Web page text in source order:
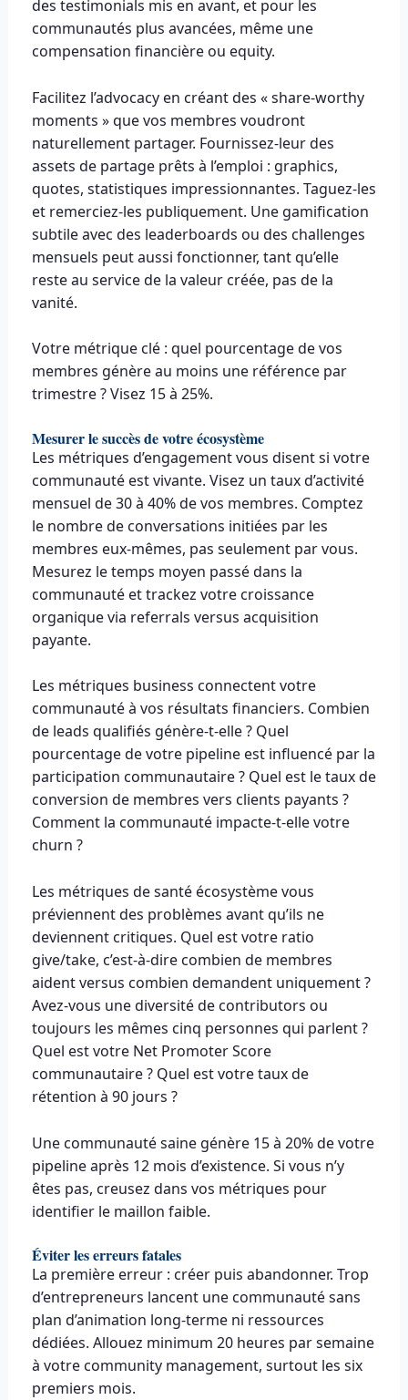
des testimonials mis en avant, et pour les
communautés plus avancées, même une
compensation financière ou equity.
Facilitez l’advocacy en créant des « share-worthy
moments » que vos membres voudront
naturellement partager. Fournissez-leur des
assets de partage prêts à l’emploi : graphics,
quotes, statistiques impressionnantes. Taguez-les
et remerciez-les publiquement. Une gamification
subtile avec des leaderboards ou des challenges
mensuels peut aussi fonctionner, tant qu’elle
reste au service de la valeur créée, pas de la
vanité.
Votre métrique clé : quel pourcentage de vos
membres génère au moins une référence par
trimestre ? Visez 15 à 25%.
Mesurer le succès de votre écosystème
Les métriques d’engagement vous disent si votre
communauté est vivante. Visez un taux d’activité
mensuel de 30 à 40% de vos membres. Comptez
le nombre de conversations initiées par les
membres eux-mêmes, pas seulement par vous.
Mesurez le temps moyen passé dans la
communauté et trackez votre croissance
organique via referrals versus acquisition
payante.
Les métriques business connectent votre
communauté à vos résultats financiers. Combien
de leads qualifiés génère-t-elle ? Quel
pourcentage de votre pipeline est influencé par la
participation communautaire ? Quel est le taux de
conversion de membres vers clients payants ?
Comment la communauté impacte-t-elle votre
churn ?
Les métriques de santé écosystème vous
préviennent des problèmes avant qu’ils ne
deviennent critiques. Quel est votre ratio
give/take, c’est-à-dire combien de membres
aident versus combien demandent uniquement ?
Avez-vous une diversité de contributors ou
toujours les mêmes cinq personnes qui parlent ?
Quel est votre Net Promoter Score
communautaire ? Quel est votre taux de
rétention à 90 jours ?
Une communauté saine génère 15 à 20% de votre
pipeline après 12 mois d’existence. Si vous n’y
êtes pas, creusez dans vos métriques pour
identifier le maillon faible.
Éviter les erreurs fatales
La première erreur : créer puis abandonner. Trop
d’entrepreneurs lancent une communauté sans
plan d’animation long-terme ni ressources
dédiées. Allouez minimum 20 heures par semaine
à votre community management, surtout les six
premiers mois.